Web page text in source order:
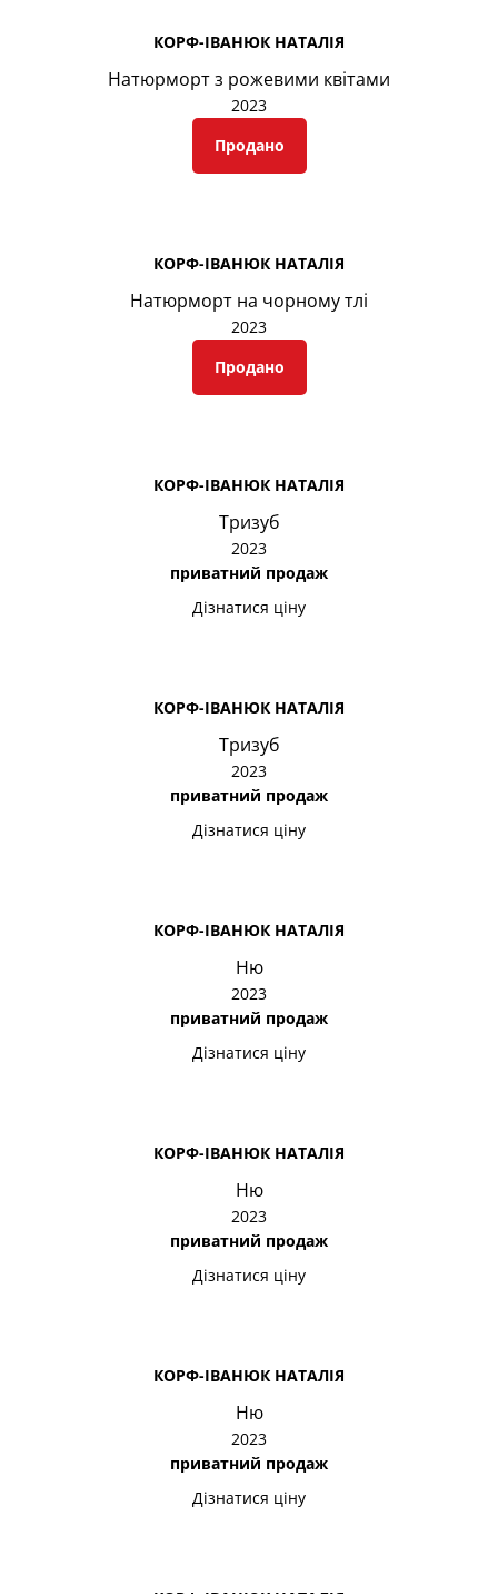
КОРФ-ІВАНЮК НАТАЛІЯ
Натюрморт з рожевими квітами
2023
Продано
КОРФ-ІВАНЮК НАТАЛІЯ
Натюрморт на чорному тлі
2023
Продано
КОРФ-ІВАНЮК НАТАЛІЯ
Тризуб
2023
приватний продаж
Дізнатися ціну
КОРФ-ІВАНЮК НАТАЛІЯ
Тризуб
2023
приватний продаж
Дізнатися ціну
КОРФ-ІВАНЮК НАТАЛІЯ
Ню
2023
приватний продаж
Дізнатися ціну
КОРФ-ІВАНЮК НАТАЛІЯ
Ню
2023
приватний продаж
Дізнатися ціну
КОРФ-ІВАНЮК НАТАЛІЯ
Ню
2023
приватний продаж
Дізнатися ціну